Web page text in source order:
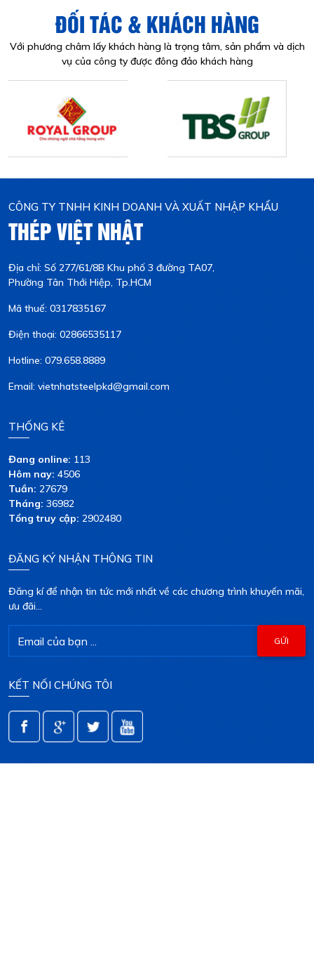
ĐỐI TÁC & KHÁCH HÀNG
Với phương châm lấy khách hàng là trọng tâm, sản phẩm và dịch
vụ của công ty được đông đảo khách hàng
CÔNG TY TNHH KINH DOANH VÀ XUẤT NHẬP KHẨU
THÉP VIỆT NHẬT
Địa chỉ: Số 277/61/8B Khu phố 3 đường TA07,
Phường Tân Thới Hiệp, Tp.HCM
Mã thuế: 0317835167
Điện thoại: 02866535117
Hotline: 079.658.8889
Email: vietnhatsteelpkd@gmail.com
THỐNG KÊ
Đang online:113
Hôm nay:4506
Tuần:27679
Tháng:36982
Tổng truy cập:2902480
ĐĂNG KÝ NHẬN THÔNG TIN
Đăng kí để nhận tin tức mới nhất về các chương trình khuyến mãi,
ưu đãi...
KẾT NỐI CHÚNG TÔI